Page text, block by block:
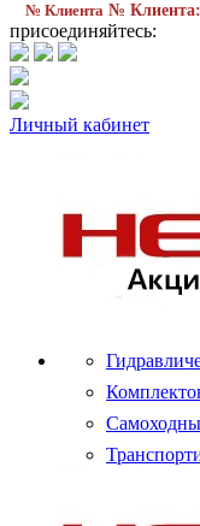
№ Клиента №
присоединяйтесь:
Личный кабинет